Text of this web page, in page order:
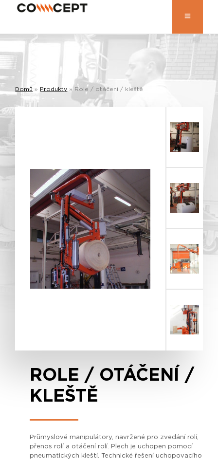
Domů » Produkty » Role / otáčení / kleště
ROLE / OTÁČENÍ /
KLEŠTĚ
Průmyslové manipulátory, navržené pro zvedání rolí,
přenos rolí a otáčení rolí. Plech je uchopen pomocí
pneumatických kleští. Technické řešení uchopovacího